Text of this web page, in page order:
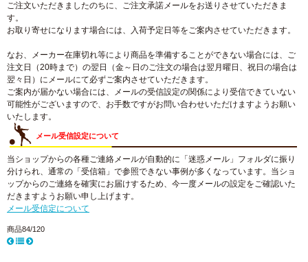
ご注文いただきましたのちに、ご注文承諾メールをお送りさせていただきま
す。
お取り寄せになります場合には、入荷予定日等をご案内させていただきます。
なお、メーカー在庫切れ等により商品を準備することができない場合には、ご
注文日（20時まで）の翌日（金～日のご注文の場合は翌月曜日、祝日の場合は
翌々日）にメールにて必ずご案内させていただきます。
ご案内が届かない場合には、メールの受信設定の関係により受信できていない
可能性がございますので、お手数ですがお問い合わせいただけますようお願い
いたします。
メール受信設定について
当ショップからの各種ご連絡メールが自動的に「迷惑メール」フォルダに振り
分けられ、通常の「受信箱」で参照できない事例が多くなっています。当ショ
ップからのご連絡を確実にお届けするため、今一度メールの設定をご確認いた
だきますようお願い申し上げます。
メール受信定について
商品84/120